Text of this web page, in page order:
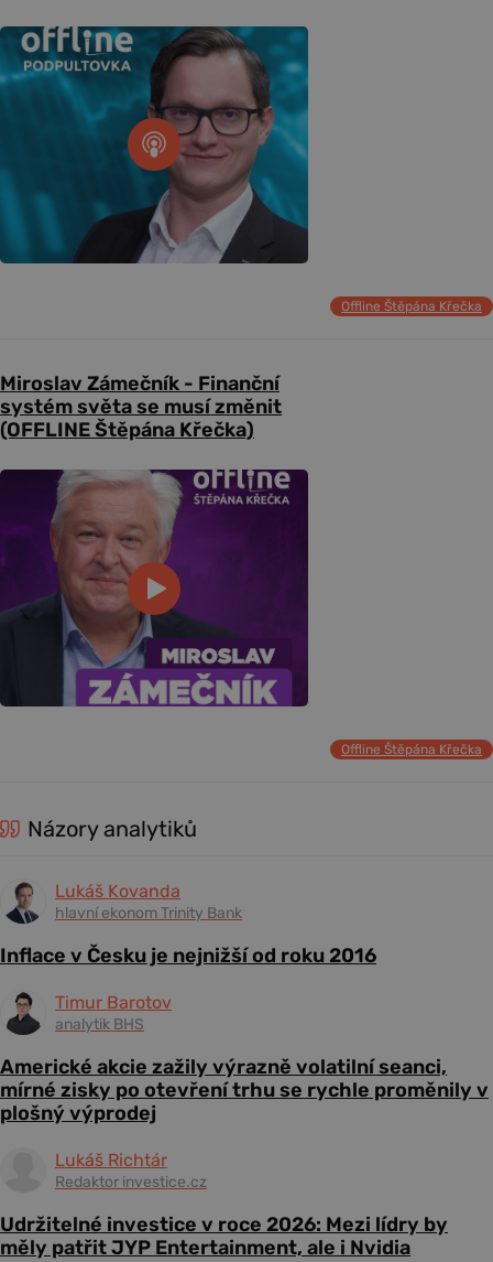
Offline Štěpána Křečka
Miroslav Zámečník - Finanční
systém světa se musí změnit
(OFFLINE Štěpána Křečka)
Offline Štěpána Křečka
Názory analytiků
Lukáš Kovanda
hlavní ekonom Trinity Bank
Inflace v Česku je nejnižší od roku 2016
Timur Barotov
analytik BHS
Americké akcie zažily výrazně volatilní seanci,
mírné zisky po otevření trhu se rychle proměnily v
plošný výprodej
Lukáš Richtár
Redaktor investice.cz
Udržitelné investice v roce 2026: Mezi lídry by
měly patřit JYP Entertainment, ale i Nvidia